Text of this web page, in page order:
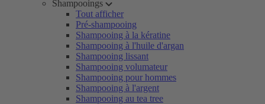
Shampooings
Tout afficher
Pré-shampooing
Shampooing à la kératine
Shampooing à l'huile d'argan
Shampooing lissant
Shampooing volumateur
Shampooing pour hommes
Shampooing à l'argent
Shampooing au tea tree